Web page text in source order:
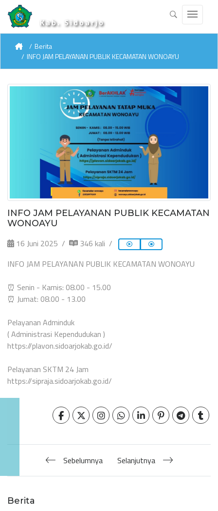
Kab. Sidoarjo
Berita
INFO JAM PELAYANAN PUBLIK KECAMATAN WONOAYU
INFO JAM PELAYANAN PUBLIK KECAMATAN
WONOAYU
16 Juni 2025
346 kali
INFO JAM PELAYANAN PUBLIK KECAMATAN WONOAYU
⏰ Senin - Kamis: 08.00 - 15.00
⏰ Jumat: 08.00 - 13.00
Pelayanan Adminduk
( Administrasi Kependudukan )
https://plavon.sidoarjokab.go.id/
Pelayanan SKTM 24 Jam
https://sipraja.sidoarjokab.go.id/
Sebelumnya Selanjutnya
Berita